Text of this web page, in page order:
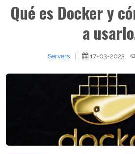
Qué es Docker y
a
Servers | 17-03-2023